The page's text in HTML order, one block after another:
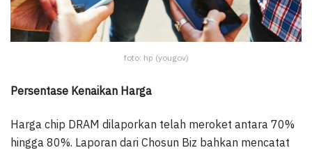
foto: hp (yougov)
Persentase Kenaikan Harga
Harga chip DRAM dilaporkan telah meroket antara 70%
hingga 80%. Laporan dari Chosun Biz bahkan mencatat